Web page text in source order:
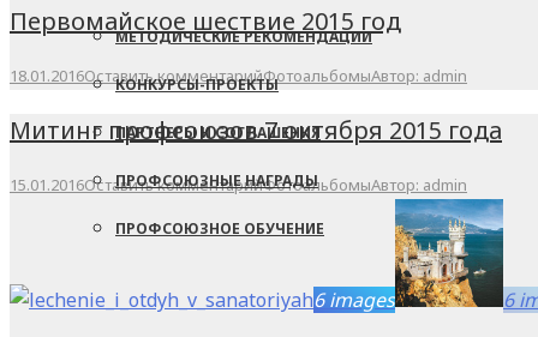
МЕТОДИЧЕСКИЕ РЕКОМЕНДАЦИИ
КОНКУРСЫ-ПРОЕКТЫ
ПАРТНЕРЫ И СОГЛАШЕНИЯ
ПРОФСОЮЗНЫЕ НАГРАДЫ
ПРОФСОЮЗНОЕ ОБУЧЕНИЕ
Первомайское шествие 2015 год
18.01.2016Оставить комментарийФотоальбомыАвтор: admin
Митинг профсоюзов 7 октября 2015 года
15.01.2016Оставить комментарийФотоальбомыАвтор: admin
6 images 6